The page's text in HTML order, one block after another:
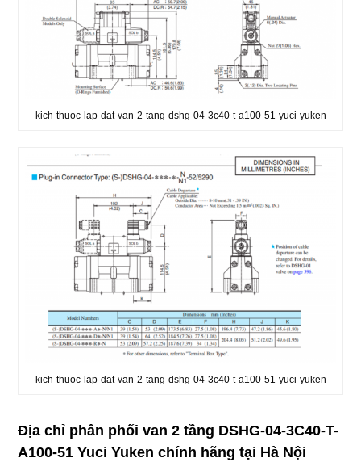
kich-thuoc-lap-dat-van-2-tang-dshg-04-3c40-t-a100-51-yuci-yuken
kich-thuoc-lap-dat-van-2-tang-dshg-04-3c40-t-a100-51-yuci-yuken
Địa chỉ phân phối van 2 tầng DSHG-04-3C40-T-
A100-51 Yuci Yuken chính hãng tại Hà Nội